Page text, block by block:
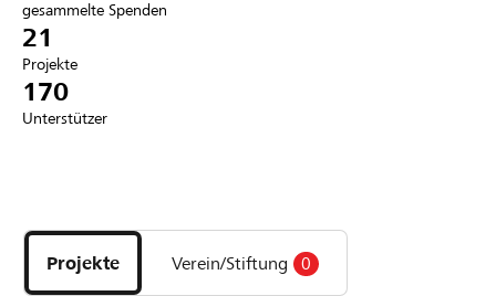
Anmelden
Registrieren
gesammelte Spenden
21
Projekte
170
Unterstützer
Projekte
und
Organisationen
Projekte Verein/Stiftung 0